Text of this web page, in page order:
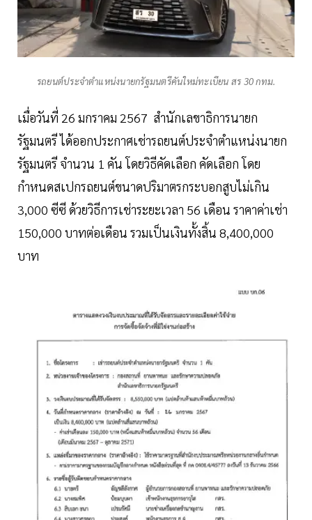
รถยนต์ประจำตำแหน่งนายกรัฐมนตรีคันใหม่ทะเบียน สร 30 กทม.
เมื่อวันที่ 26 มกราคม 2567 สำนักเลขาธิการนายก
รัฐมนตรี ได้ออกประกาศเช่ารถยนต์ประจำตำแหน่งนายก
รัฐมนตรี จำนวน 1 คัน โดยวิธีคัดเลือก คัดเลือก โดย
กำหนดสเปกรถยนต์ขนาดปริมาตรกระบอกสูบไม่เกิน
3,000 ซีซี ด้วยวิธีการเช่าระยะเวลา 56 เดือน ราคาค่าเช่า
150,000 บาทต่อเดือน รวมเป็นเงินทั้งสิ้น 8,400,000
บาท